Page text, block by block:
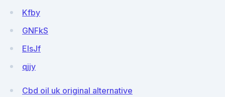
Kfby
GNFkS
EIsJf
qjjy
Cbd oil uk original alternative